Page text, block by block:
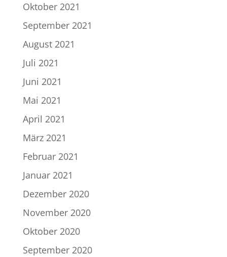
Oktober 2021
September 2021
August 2021
Juli 2021
Juni 2021
Mai 2021
April 2021
März 2021
Februar 2021
Januar 2021
Dezember 2020
November 2020
Oktober 2020
September 2020